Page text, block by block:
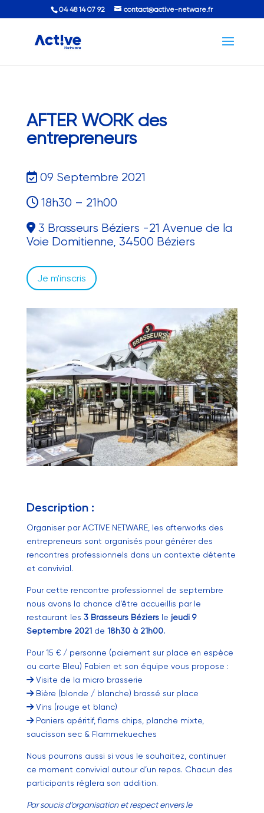
04 48 14 07 92 contact@active-netware.fr
AFTER WORK des
entrepreneurs
09 Septembre 2021
18h30 – 21h00
3 Brasseurs Béziers -21 Avenue de la
Voie Domitienne, 34500 Béziers
Je m'inscris
Description :
Organiser par ACTIVE NETWARE, les afterworks des
entrepreneurs sont organisés pour générer des
rencontres professionnels dans un contexte détente
et convivial.
Pour cette rencontre professionnel de septembre
nous avons la chance d’être accueillis par le
restaurant les 3 Brasseurs Béziers le jeudi 9
Septembre 2021 de 18h30 à 21h00.
Pour 15 € / personne (paiement sur place en espèce
ou carte Bleu) Fabien et son équipe vous propose :
Visite de la micro brasserie
Bière (blonde / blanche) brassé sur place
Vins (rouge et blanc)
Paniers apéritif, flams chips, planche mixte,
saucisson sec & Flammekueches
Nous pourrons aussi si vous le souhaitez, continuer
ce moment convivial autour d’un repas. Chacun des
participants réglera son addition.
Par soucis d’organisation et respect envers le